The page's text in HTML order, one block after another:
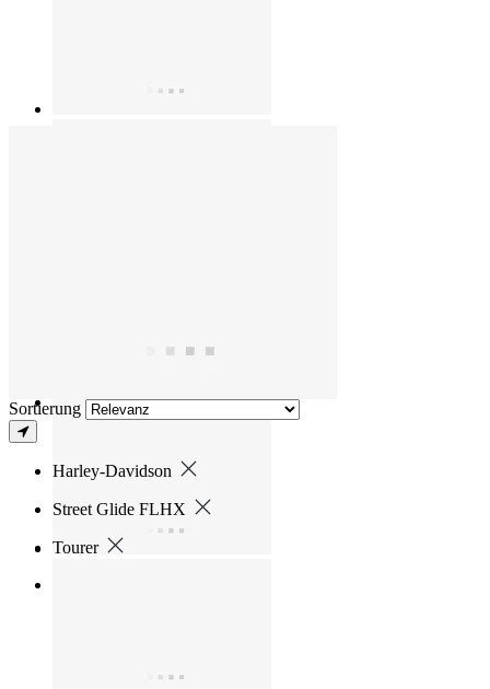
Sortierung
Harley-Davidson
Street Glide FLHX
Tourer